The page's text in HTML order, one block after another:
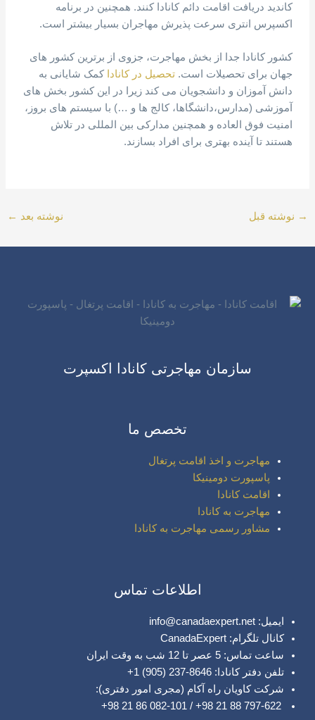
کاندید دریافت اقامت دائم کانادا کنند. همچنین در برنامه
اکسپرس انتری سرعت پذیرش مهاجران بسیار بیشتر است.
کشور کانادا جدا از بخش مهاجرت، جزوی از برترین کشور های
جهان برای تحصیلات است.تحصیل در کانادا کمک شایانی به
دانش آموزان و دانشجویان می کند زیرا در این کشور بخش های
آموزشی (مدارس،دانشگاها، کالج ها و …) با سیستم های بروز،
امنیت فوق العاده و همچنین مدارکی بین المللی در تلاش
هستند تا آینده بهتری برای افراد بسازند.
→ نوشته قبل نوشته بعد ←
سازمان مهاجرتی کانادا اکسپرت
تخصص ما
مهاجرت و اخذ اقامت پرتغال
پاسپورت دومینیکا
اقامت کانادا
مهاجرت به کانادا
مشاور رسمی مهاجرت به کانادا
اطلاعات تماس
ایمیل: info@canadaexpert.net
کانال تلگرام: CanadaExpert
ساعت تماس: 5 عصر تا 12 شب به وقت ایران
تلفن دفتر کانادا: 8646-237 (905) 1+
شرکت کاویان راه آکام (مجری امور دفتری):